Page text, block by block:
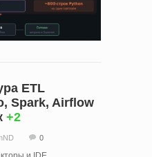
ETL
Spark, Airflow
+2
0